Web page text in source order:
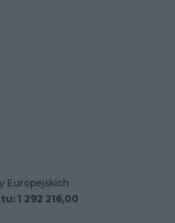
Europejskich
1 292 216,00